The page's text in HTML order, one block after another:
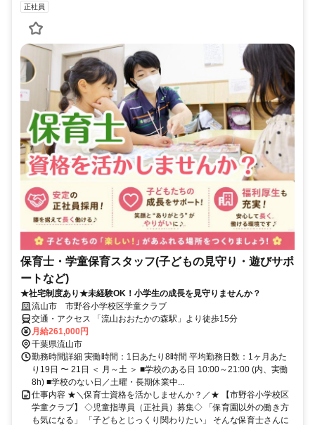
正社員
保育士・学童保育スタッフ(子どもの見守り・遊びサポ
ートなど)
★社宅制度あり★未経験OK！小学生の成長を見守りませんか？
流山市 市野谷小学校区学童クラブ
交通・アクセス 「流山おおたかの森駅」より徒歩15分
月給261,000円
千葉県流山市
勤務時間詳細 実働時間：1日あたり8時間 平均勤務日数：1ヶ月あた
り19日 〜 21日 ＜ 月～土 ＞ ■学校のある日 10:00～21:00 (内、実働
8h) ■学校のない日／土曜・長期休業中...
仕事内容 ★＼保育士資格を活かしませんか？／★ 【市野谷小学校区
学童クラブ】 ◇児童指導員（正社員）募集◇ 「保育園以外の働き方
も気になる」 「子どもとじっくり関わりたい」 そんな保育士さんに